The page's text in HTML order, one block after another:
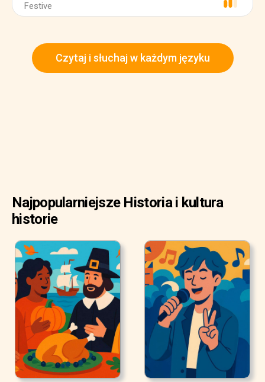
Festive
Czytaj i słuchaj w każdym języku
Najpopularniejsze Historia i kultura
historie